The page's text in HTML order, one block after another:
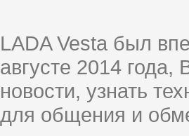
LADA Vesta был
августе 2014
новости, узнать
для общения и